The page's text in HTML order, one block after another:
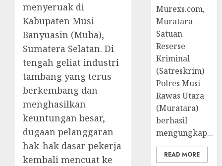
menyeruak di
Kabupaten Musi
Banyuasin (Muba),
Sumatera Selatan. Di
tengah geliat industri
tambang yang terus
berkembang dan
menghasilkan
keuntungan besar,
dugaan pelanggaran
hak-hak dasar pekerja
kembali mencuat ke
Murexs.com,
Muratara –
Satuan
Reserse
Kriminal
(Satreskrim)
Polres Musi
Rawas Utara
(Muratara)
berhasil
mengungkap...
READ MORE